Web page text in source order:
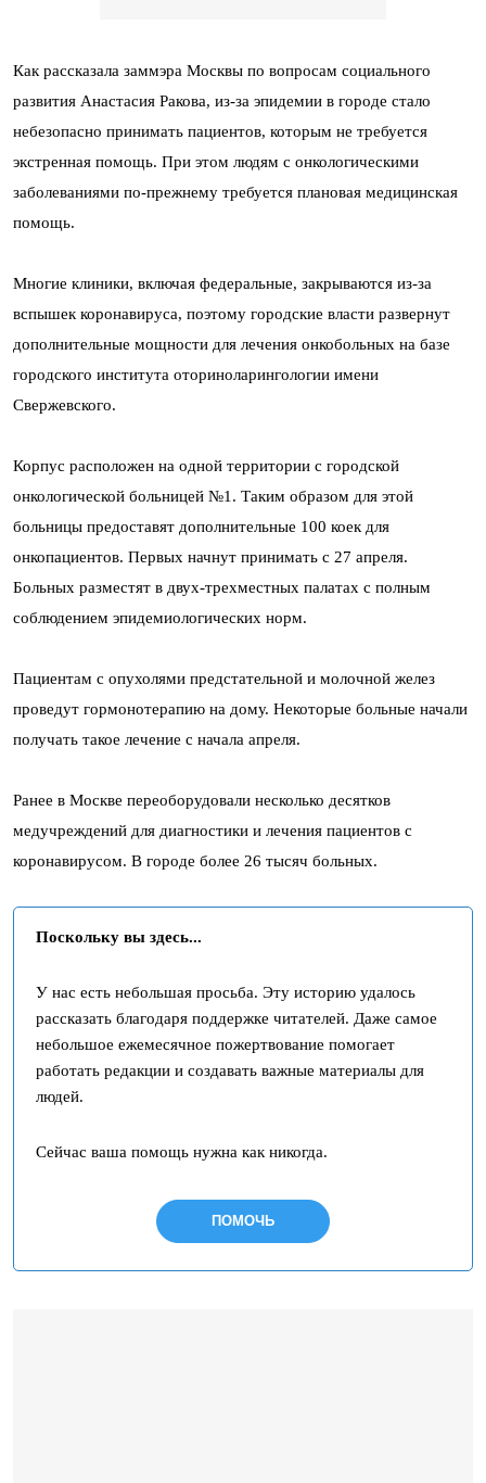
Как рассказала заммэра Москвы по вопросам социального
развития Анастасия Ракова, из-за эпидемии в городе стало
небезопасно принимать пациентов, которым не требуется
экстренная помощь. При этом людям с онкологическими
заболеваниями по-прежнему требуется плановая медицинская
помощь.
Многие клиники, включая федеральные, закрываются из-за
вспышек коронавируса, поэтому городские власти развернут
дополнительные мощности для лечения онкобольных на базе
городского института оториноларингологии имени
Свержевского.
Корпус расположен на одной территории с городской
онкологической больницей №1. Таким образом для этой
больницы предоставят дополнительные 100 коек для
онкопациентов. Первых начнут принимать с 27 апреля.
Больных разместят в двух-трехместных палатах с полным
соблюдением эпидемиологических норм.
Пациентам с опухолями предстательной и молочной желез
проведут гормонотерапию на дому. Некоторые больные начали
получать такое лечение с начала апреля.
Ранее в Москве переоборудовали несколько десятков
медучреждений для диагностики и лечения пациентов с
коронавирусом. В городе более 26 тысяч больных.
Поскольку вы здесь...
У нас есть небольшая просьба. Эту историю удалось
рассказать благодаря поддержке читателей. Даже самое
небольшое ежемесячное пожертвование помогает
работать редакции и создавать важные материалы для
людей.
Сейчас ваша помощь нужна как никогда.
ПОМОЧЬ